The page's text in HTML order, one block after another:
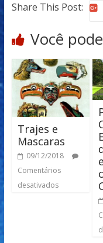
Share This Post:
Você
Trajes e
Mascaras
09/12/2018
Comentários
desativados